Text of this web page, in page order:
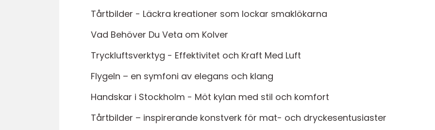
Tårtbilder - Läckra kreationer som lockar smaklökarna
Vad Behöver Du Veta om Kolver
Tryckluftsverktyg - Effektivitet och Kraft Med Luft
Flygeln – en symfoni av elegans och klang
Handskar i Stockholm - Möt kylan med stil och komfort
Tårtbilder – inspirerande konstverk för mat- och dryckesentusiaster